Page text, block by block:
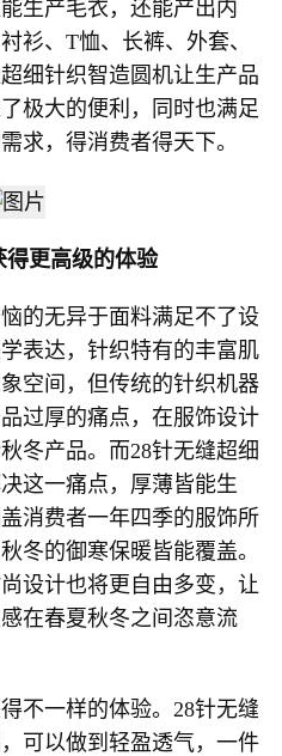
生产毛衣，还能产出内
衫、T恤、长裤、外套、
细针织智造圆机让生产品
极大的便利，同时也满足
求，得消费者得天下。
得更高级的体验
的无异于面料满足不了设
表达，针织特有的丰富肌
空间，但传统的针织机器
过厚的痛点，在服饰设计
冬产品。而28针无缝超细
这一痛点，厚薄皆能生
消费者一年四季的服饰所
冬的御寒保暖皆能覆盖。
设计也将更自由多变，让
在春夏秋冬之间恣意流
不一样的体验。28针无缝
可以做到轻盈透气，一件